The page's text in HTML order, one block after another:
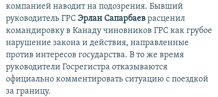
компанией наводит на подозрения. Бывший
руководитель ГРС Эрлан Сапарбаев расценил
командировку в Канаду чиновников ГРС как грубое
нарушение закона и действия, направленные
против интересов государства. В то же время
руководители Госрегистра отказываются
официально комментировать ситуацию с поездкой
за границу.